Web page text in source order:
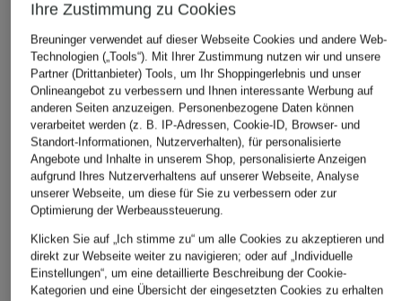
Ihre Zustimmung zu Cookies
Breuninger verwendet auf dieser Webseite Cookies und andere Web-
Technologien („Tools“). Mit Ihrer Zustimmung nutzen wir und unsere
Partner (Drittanbieter) Tools, um Ihr Shoppingerlebnis und unser
Onlineangebot zu verbessern und Ihnen interessante Werbung auf
anderen Seiten anzuzeigen. Personenbezogene Daten können
verarbeitet werden (z. B. IP-Adressen, Cookie-ID, Browser- und
Standort-Informationen, Nutzerverhalten), für personalisierte
Angebote und Inhalte in unserem Shop, personalisierte Anzeigen
aufgrund Ihres Nutzerverhaltens auf unserer Webseite, Analyse
unserer Webseite, um diese für Sie zu verbessern oder zur
Optimierung der Werbeaussteuerung.
Klicken Sie auf „Ich stimme zu“ um alle Cookies zu akzeptieren und
direkt zur Webseite weiter zu navigieren; oder auf „Individuelle
Einstellungen“, um eine detaillierte Beschreibung der Cookie-
Kategorien und eine Übersicht der eingesetzten Cookies zu erhalten